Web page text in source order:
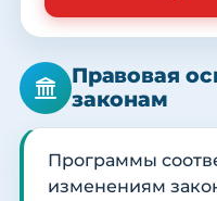
Правовая
законам
Программы
изменениям